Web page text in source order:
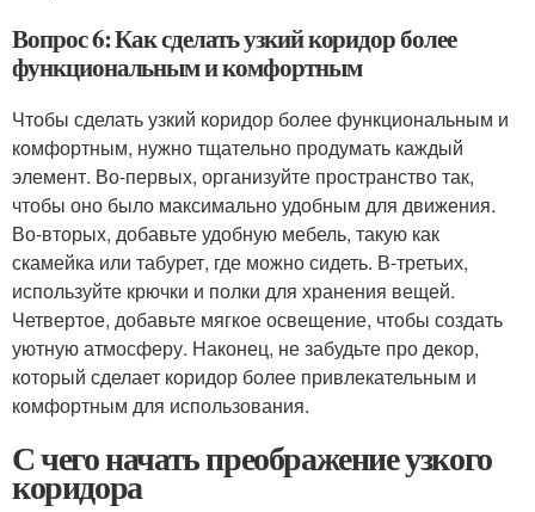
Вопрос 6: Как сделать узкий коридор более
функциональным и комфортным
Чтобы сделать узкий коридор более функциональным и
комфортным, нужно тщательно продумать каждый
элемент. Во-первых, организуйте пространство так,
чтобы оно было максимально удобным для движения.
Во-вторых, добавьте удобную мебель, такую как
скамейка или табурет, где можно сидеть. В-третьих,
используйте крючки и полки для хранения вещей.
Четвертое, добавьте мягкое освещение, чтобы создать
уютную атмосферу. Наконец, не забудьте про декор,
который сделает коридор более привлекательным и
комфортным для использования.
С чего начать преображение узкого
коридора